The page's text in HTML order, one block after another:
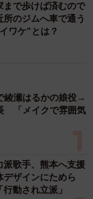
ているのか、遠
していたのもあ
は薄かった。
客はいたしませ
いい、もしもお
ことを勧めるよう
るお店であるこ
まで歩けば済むので
のジムへ車で通う
ワケ”とは？
綾瀬はるかの娘役→
「メイクで雰囲気
派歌手、熊本へ支援
ザインにためら
動され立派」